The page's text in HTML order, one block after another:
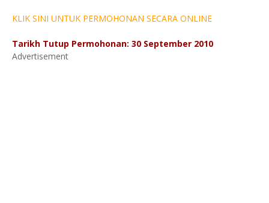
KLIK SINI UNTUK PERMOHONAN SECARA ONLINE
Tarikh Tutup Permohonan: 30 September 2010
Advertisement